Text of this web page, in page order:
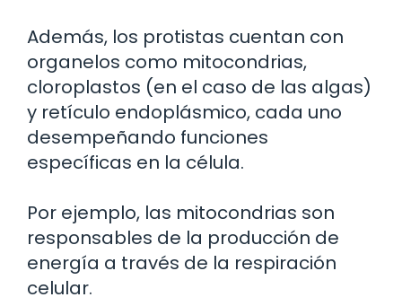
Además, los protistas cuentan con
organelos como mitocondrias,
cloroplastos (en el caso de las algas)
y retículo endoplásmico, cada uno
desempeñando funciones
específicas en la célula.
Por ejemplo, las mitocondrias son
responsables de la producción de
energía a través de la respiración
celular.